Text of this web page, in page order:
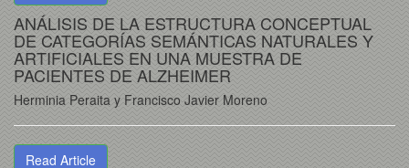
ANÁLISIS DE LA ESTRUCTURA CONCEPTUAL
DE CATEGORÍAS SEMÁNTICAS NATURALES Y
ARTIFICIALES EN UNA MUESTRA DE
PACIENTES DE ALZHEIMER
Herminia Peraita y Francisco Javier Moreno
Read Article